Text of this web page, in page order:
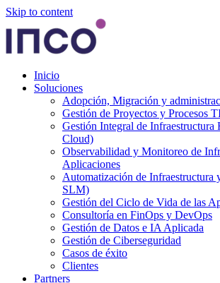
Skip to content
Inicio
Soluciones
Adopción, Migración y
Gestión de Proyectos y Procesos
Gestión Integral de
Cloud)
Observabilidad y Monitoreo de
Aplicaciones
Automatización de
SLM)
Gestión del Ciclo de Vida de las
Consultoría en FinOps y DevOps
Gestión de Datos e IA Aplicada
Gestión de Ciberseguridad
Casos de éxito
Clientes
Partners